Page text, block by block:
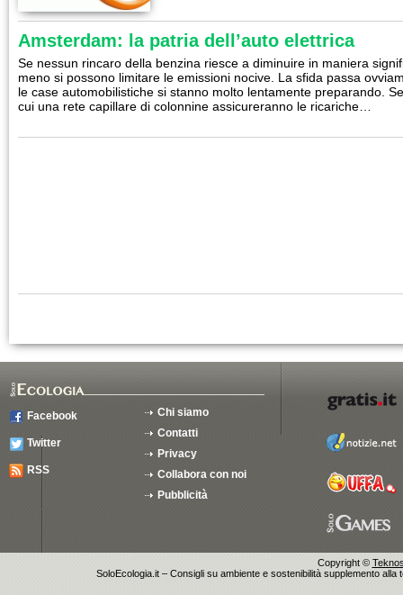
Amsterdam: la patria dell’auto elettrica
Se nessun rincaro della benzina riesce a diminuire in maniera
meno si possono limitare le emissioni nocive. La sfida passa
le case automobilistiche si stanno molto lentamente preparando.
cui una rete capillare di colonnine assicureranno le ricariche…
Facebook
Twitter
RSS
Chi siamo
Contatti
Privacy
Collabora con noi
Pubblicità
Copyright ©
SoloEcologia.it – Consigli su ambiente e sostenibilità supplemento